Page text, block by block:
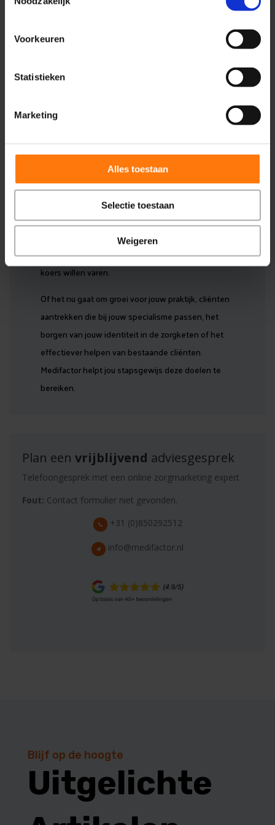
Voorkeuren
Statistieken
Marketing
Alles toestaan
Selectie toestaan
Weigeren
meedenken met onze klanten en vernieuwende ideeën maken ons
Wie is Medifactor
Wij zijn er voor zorgorganisaties die een duidelijke
koers willen varen.
Of het nu gaat om groei voor jouw praktijk, cliënten
aantrekken die bij jouw specialisme passen, het
borgen van jouw identiteit in de zorgketen of het
effectiever helpen van bestaande cliënten.
Medifactor helpt jou stapsgewijs deze doelen te
bereiken.
Plan een vrijblijvend adviesgesprek
Telefoongesprek met een online zorgmarketing expert
Fout: Contact formulier niet gevonden.
+31 (0)850292512
info@medifactor.nl
Blijf op de hoogte
Uitgelichte